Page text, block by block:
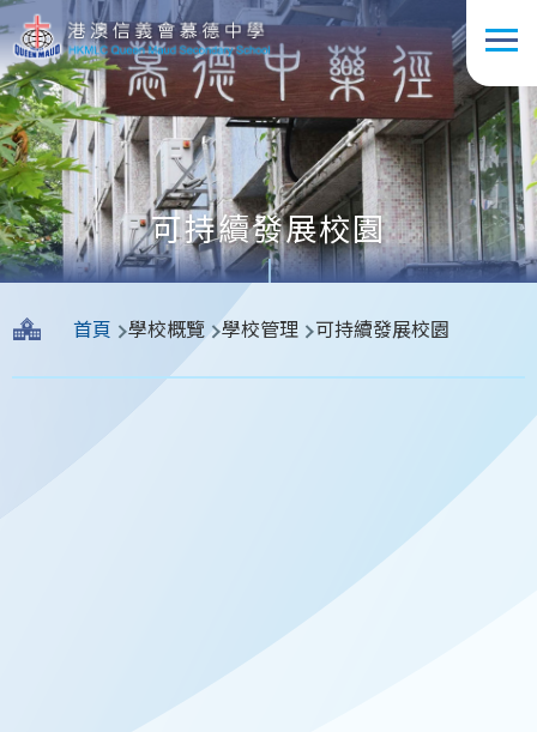
移至主內容
可持續發展校園
航
連
首頁 學校概覽 學校管理 可持續發展校園